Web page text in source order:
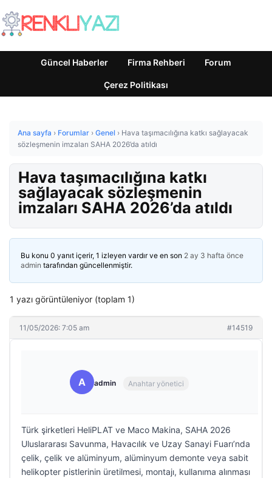
Güncel Haberler Firma Rehberi Forum
Çerez Politikası
Ana sayfa › Forumlar › Genel › Hava taşımacılığına katkı sağlayacak
sözleşmenin imzaları SAHA 2026’da atıldı
Hava taşımacılığına katkı
sağlayacak sözleşmenin
imzaları SAHA 2026’da atıldı
Bu konu 0 yanıt içerir, 1 izleyen vardır ve en son 2 ay 3 hafta önce
admin tarafından güncellenmiştir.
1 yazı görüntüleniyor (toplam 1)
11/05/2026: 7:05 am #14519
A admin Anahtar yönetici
Türk şirketleri HeliPLAT ve Maco Makina, SAHA 2026
Uluslararası Savunma, Havacılık ve Uzay Sanayi Fuarı’nda
çelik, çelik ve alüminyum, alüminyum demonte veya sabit
helikopter pistlerinin üretilmesi, montajı, kullanıma alınması